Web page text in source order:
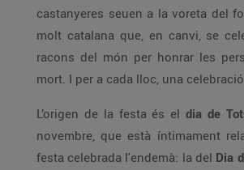
castanyeres seuen a la voreta del
molt catalana que, en canvi, se
racons del món per honrar les
mort. I per a cada lloc, una
L’origen de la festa és el dia de
novembre, que està íntimament
festa celebrada l'endemà: la del Dia